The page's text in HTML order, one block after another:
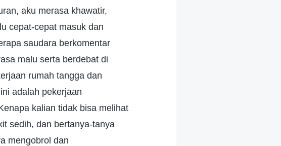
aku merasa khawatir,
cepat-cepat masuk dan
saudara berkomentar
malu serta berdebat di
rumah tangga dan
adalah pekerjaan
kalian tidak bisa melihat
sedih, dan bertanya-tanya
mengobrol dan